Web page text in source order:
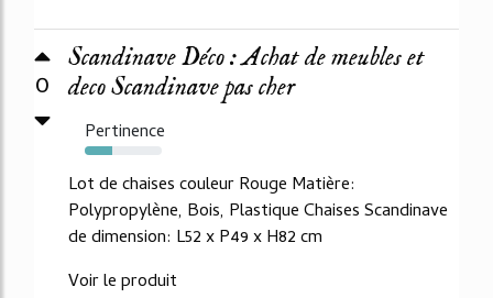
0
Scandinave Déco : Achat de meubles et
deco Scandinave pas cher
Pertinence
36%
Lot de chaises couleur Rouge Matière:
Polypropylène, Bois, Plastique Chaises Scandinave
de dimension: L52 x P49 x H82 cm
Voir le produit